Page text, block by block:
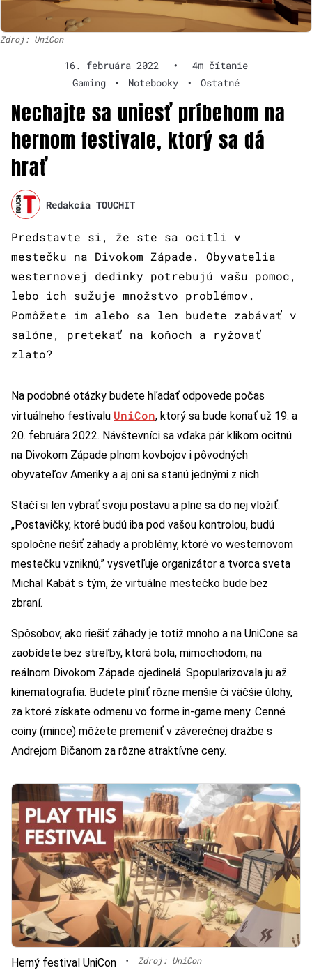
Zdroj: UniCon
16. februára 2022 •
4m čítanie
Gaming
• Notebooky • Ostatné
Nechajte sa uniesť príbehom na
hernom festivale, ktorý sa dá
hrať
Redakcia TOUCHIT
Predstavte si, že ste sa ocitli v
mestečku na Divokom Západe. Obyvatelia
westernovej dedinky potrebujú vašu pomoc,
lebo ich sužuje množstvo problémov.
Pomôžete im alebo sa len budete zabávať v
salóne, pretekať na koňoch a ryžovať
zlato?
Na podobné otázky budete hľadať odpovede počas
virtuálneho festivalu UniCon, ktorý sa bude konať už 19. a
20. februára 2022. Návštevníci sa vďaka pár klikom ocitnú
na Divokom Západe plnom kovbojov i pôvodných
obyvateľov Ameriky a aj oni sa stanú jednými z nich.
Stačí si len vybrať svoju postavu a plne sa do nej vložiť.
„Postavičky, ktoré budú iba pod vašou kontrolou, budú
spoločne riešiť záhady a problémy, ktoré vo westernovom
mestečku vzniknú,” vysvetľuje organizátor a tvorca sveta
Michal Kabát s tým, že virtuálne mestečko bude bez
zbraní.
Spôsobov, ako riešiť záhady je totiž mnoho a na UniCone sa
zaobídete bez streľby, ktorá bola, mimochodom, na
reálnom Divokom Západe ojedinelá. Spopularizovala ju až
kinematografia. Budete plniť rôzne menšie či väčšie úlohy,
za ktoré získate odmenu vo forme in-game meny. Cenné
coiny (mince) môžete premeniť v záverečnej dražbe s
Andrejom Bičanom za rôzne atraktívne ceny.
Herný festival UniCon • Zdroj: UniCon